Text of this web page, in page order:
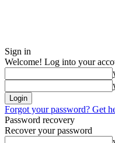
Sign in
Welcome! Log into your
Forgot your password? Get
Password recovery
Recover your password